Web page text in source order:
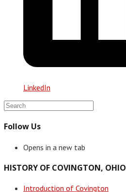
LinkedIn
Follow Us
Opens in a new tab
HISTORY OF COVINGTON, OHIO
Introduction of Covington